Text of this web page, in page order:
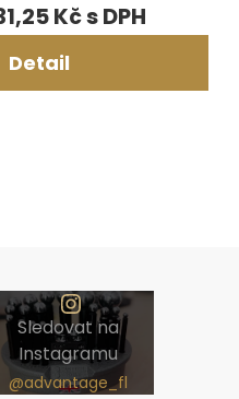
Kč
Detail
Sledovat na
Instagramu